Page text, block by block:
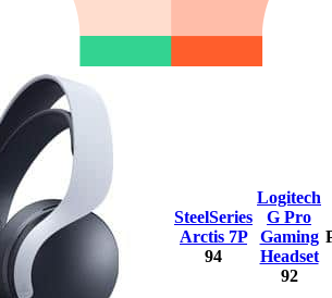
SteelSeries
Arctis 7P
94
Logitech
G Pro
Gaming
Headset
92